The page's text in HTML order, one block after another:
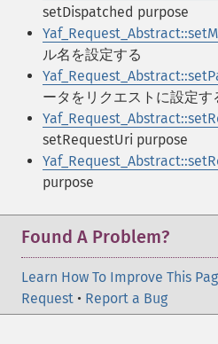
setDispatched purpose
ル名を設定する
ータをリクエストに設定す
setRequestUri purpose
purpose
Found A Problem?
Learn How To Improve This
Request • Report a Bug